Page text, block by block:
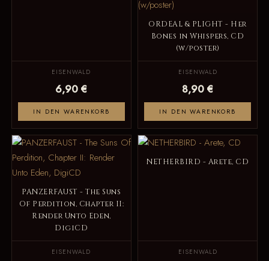
EISENWALD
6,90 €
IN DEN WARENKORB
ORDEAL & PLIGHT - Her
Bones in Whispers, CD
(w/poster)
EISENWALD
8,90 €
IN DEN WARENKORB
PANZERFAUST - The Suns
Of Perdition, Chapter II:
Render Unto Eden,
DigiCD
EISENWALD
NETHERBIRD - Arete, CD
EISENWALD